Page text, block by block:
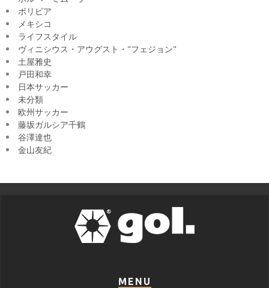
ボリビア
メキシコ
ライフスタイル
ヴィニシウス・アウグスト・"フェジョン"
土屋雅史
戸田和幸
日本サッカー
未分類
欧州サッカー
藤坂ガルシア千鶴
谷澤達也
金山友紀
MENU